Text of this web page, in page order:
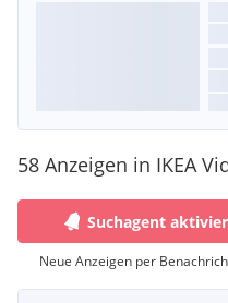
58 Anzeigen in IKEA
Suchagent
Neue Anzeigen per